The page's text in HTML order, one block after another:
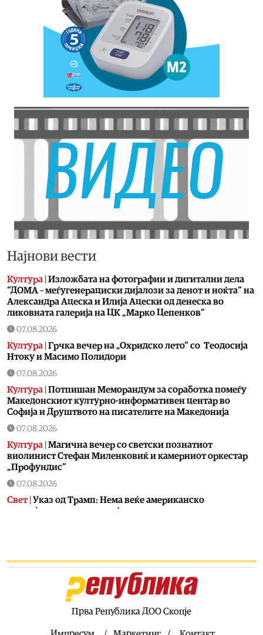
Најнови вести
Култура Изложбата на фотографии и дигитални дела
“ДОМА – меѓугенерациски дијалози за денот и ноќта“ на
Александра Ацеска и Илија Ацески од денеска во
ликовната галерија на ЦК „Марко Цепенков“
07.08.2026
Култура Грчка вечер на „Охридско лето“ со Теодосија
Нтоку и Масимо Полидори
07.08.2026
Култура Потпишан Меморандум за соработка помеѓу
Македонскиот културно-информативен центар во
Софија и Друштвото на писателите на Македонија
07.08.2026
Култура Магична вечер со светски познатиот
виолинист Стефан Миленковиќ и камерниот оркестар
„Профундис“
07.08.2026
Свет| Указ од Трамп: Нема веќе американско
државјанство само по раѓање
Денеска е Света Ана, им помага на оние кои
|Aктивни пожари во село Грешница, во
Прва Република ДОО Скопје